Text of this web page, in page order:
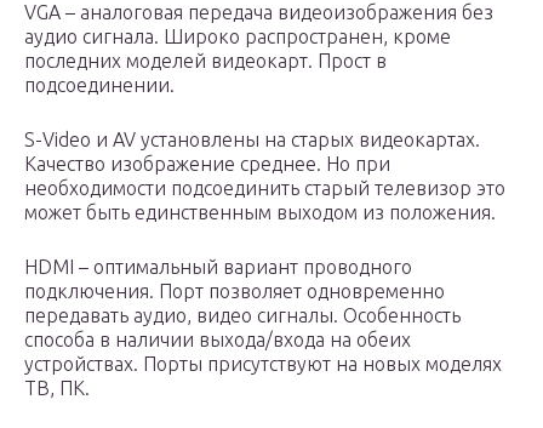
VGA – аналоговая передача видеоизображения без
аудио сигнала. Широко распространен, кроме
последних моделей видеокарт. Прост в
подсоединении.
S-Video и AV установлены на старых видеокартах.
Качество изображение среднее. Но при
необходимости подсоединить старый телевизор это
может быть единственным выходом из положения.
HDMI – оптимальный вариант проводного
подключения. Порт позволяет одновременно
передавать аудио, видео сигналы. Особенность
способа в наличии выхода/входа на обеих
устройствах. Порты присутствуют на новых моделях
ТВ, ПК.